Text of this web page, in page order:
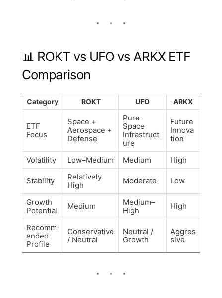
📊 ROKT vs UFO vs ARKX ETF
Comparison
Category ROKT UFO ARKX
ETF
Focus
Space +
Aerospace +
Defense
Pure
Space
Infrastruct
ure
Future
Innova
tion
Volatility Low–Medium Medium High
Stability
Relatively
High
Moderate Low
Growth
Potential
Medium
Medium–
High
High
Recomm
ended
Profile
Conservative
/ Neutral
Neutral /
Growth
Aggres
sive